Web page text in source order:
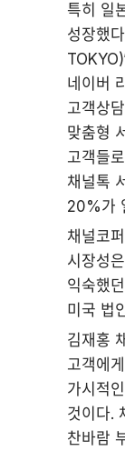
특히 일
성장했
네이버
고객상
맞춤형
고객들
채널톡
20%가
채널코
시장성
익숙했
미국 법
김재홍
고객에
가시적
것이다.
찬바람